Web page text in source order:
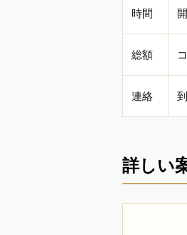
時間
総額
連絡
詳しい